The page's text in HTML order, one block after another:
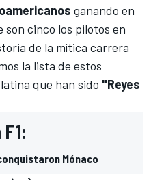
ganando en
son cinco los pilotos en
de la mítica carrera
la lista de estos
que han sido "Reyes
Mónaco